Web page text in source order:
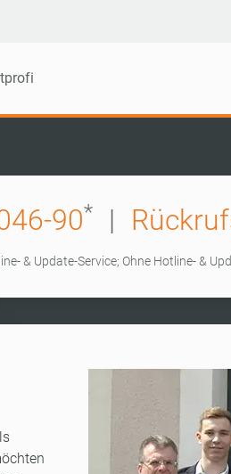
90* |
& Update-Service; Ohne Hotline- &